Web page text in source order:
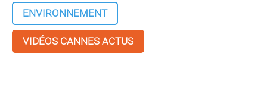
ENVIRONNEMENT
VIDÉOS CANNES ACTUS